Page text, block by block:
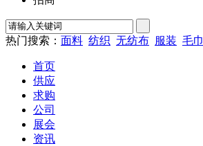
热门搜索： 面料 纺织 无纺布 服装 毛巾
首页
供应
求购
公司
展会
资讯